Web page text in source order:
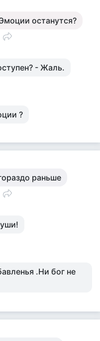
останутся?
- Жаль.
?
раньше
.Ни бог не